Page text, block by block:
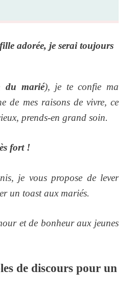
adorée, je serai toujours
du marié), je te confie ma
de mes raisons de vivre, ce
prends-en grand soin.
fort !
je vous propose de lever
un toast aux mariés.
et de bonheur aux jeunes
de discours pour un